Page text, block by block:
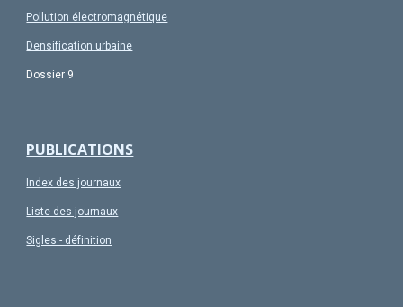
Pollution électromagnétique
Densification urbaine
Dossier 9
PUBLICATIONS
Index des journaux
Liste des journaux
Sigles - définition